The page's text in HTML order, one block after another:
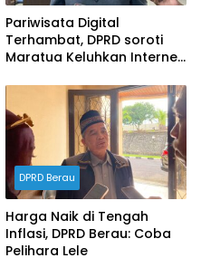
Pariwisata Digital
Terhambat, DPRD soroti
Maratua Keluhkan Internet
DPRD Berau
Harga Naik di Tengah
Inflasi, DPRD Berau: Coba
Pelihara Lele